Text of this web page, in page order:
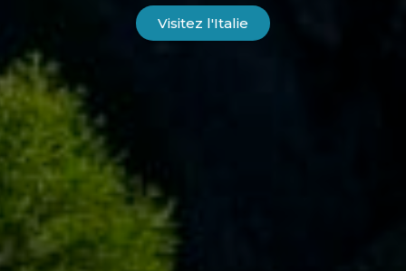
Visitez l'Italie